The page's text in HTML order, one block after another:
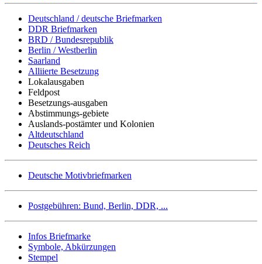
Deutschland / deutsche Briefmarken
DDR Briefmarken
BRD / Bundesrepublik
Berlin / Westberlin
Saarland
Alliierte Besetzung
Lokalausgaben
Feldpost
Besetzungs-ausgaben
Abstimmungs-gebiete
Auslands-postämter und Kolonien
Altdeutschland
Deutsches Reich
Deutsche Motivbriefmarken
Postgebühren: Bund, Berlin, DDR, ...
Infos Briefmarke
Symbole, Abkürzungen
Stempel